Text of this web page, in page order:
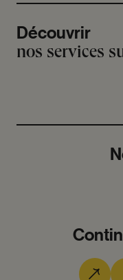
Découvrir
nos services